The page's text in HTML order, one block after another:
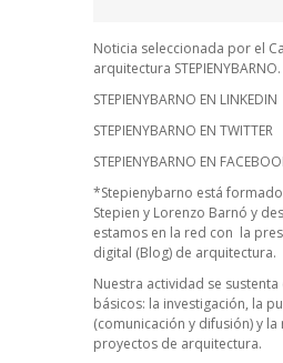
Noticia seleccionada por el
arquitectura STEPIENYBARNO.
STEPIENYBARNO EN LINKEDIN
STEPIENYBARNO EN TWITTER
STEPIENYBARNO EN
*Stepienybarno está
Stepien y Lorenzo Barnó y
estamos en la red con la
digital (Blog) de arquitectura.
Nuestra actividad se
básicos: la investigación, la
(comunicación y difusión) y
proyectos de arquitectura.